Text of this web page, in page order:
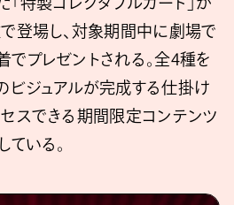
登場し、対象期間中に劇場で
プレゼントされる。全4種を
ビジュアルが完成する仕掛け
スできる期間限定コンテンツ
ている。